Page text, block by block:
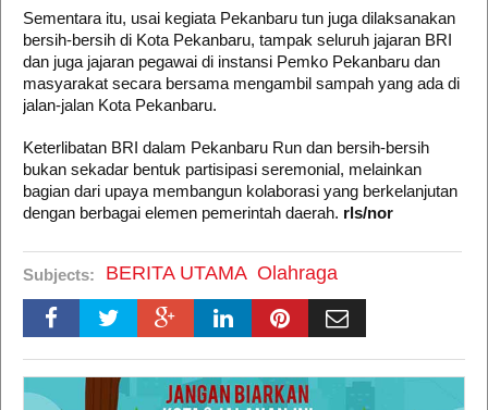
Sementara itu, usai kegiata Pekanbaru tun juga dilaksanakan
bersih-bersih di Kota Pekanbaru, tampak seluruh jajaran BRI
dan juga jajaran pegawai di instansi Pemko Pekanbaru dan
masyarakat secara bersama mengambil sampah yang ada di
jalan-jalan Kota Pekanbaru.
Keterlibatan BRI dalam Pekanbaru Run dan bersih-bersih
bukan sekadar bentuk partisipasi seremonial, melainkan
bagian dari upaya membangun kolaborasi yang berkelanjutan
dengan berbagai elemen pemerintah daerah. rls/nor
Subjects: BERITA UTAMA Olahraga